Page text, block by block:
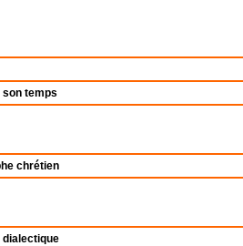
son temps
chrétien
dialectique